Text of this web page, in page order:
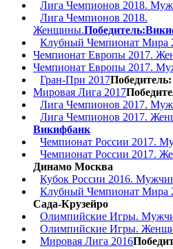
Лига Чемпионов 2018.
Лига Чемпионов 2018.
Женщины.
Клубный Чемпионат Мира
Чемпионат Европы 2017.
Чемпионат Европы 2017.
Гран-При 2017
Мировая Лига 2017
Лига Чемпионов 2017.
Лига Чемпионов 2017.
Викифбанк
Чемпионат России 2017.
Чемпионат России 2017.
Динамо Москва
Кубок России 2016.
Клубный Чемпионат Мира
Сада-Крузейро
Олимпийские Игры.
Олимпийские Игры.
Мировая Лига 2016